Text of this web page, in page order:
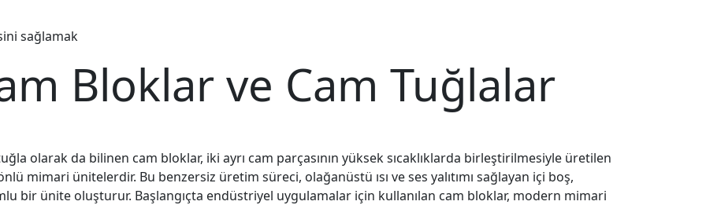
sağlamak
Bloklar ve Cam Tuğlalar
olarak da bilinen cam bloklar, iki ayrı cam parçasının yüksek sıcaklıklarda birleştirilmesiyle üretilen
mimari ünitelerdir. Bu benzersiz üretim süreci, olağanüstü ısı ve ses yalıtımı sağlayan içi boş,
bir ünite oluşturur. Başlangıçta endüstriyel uygulamalar için kullanılan cam bloklar, modern mimari